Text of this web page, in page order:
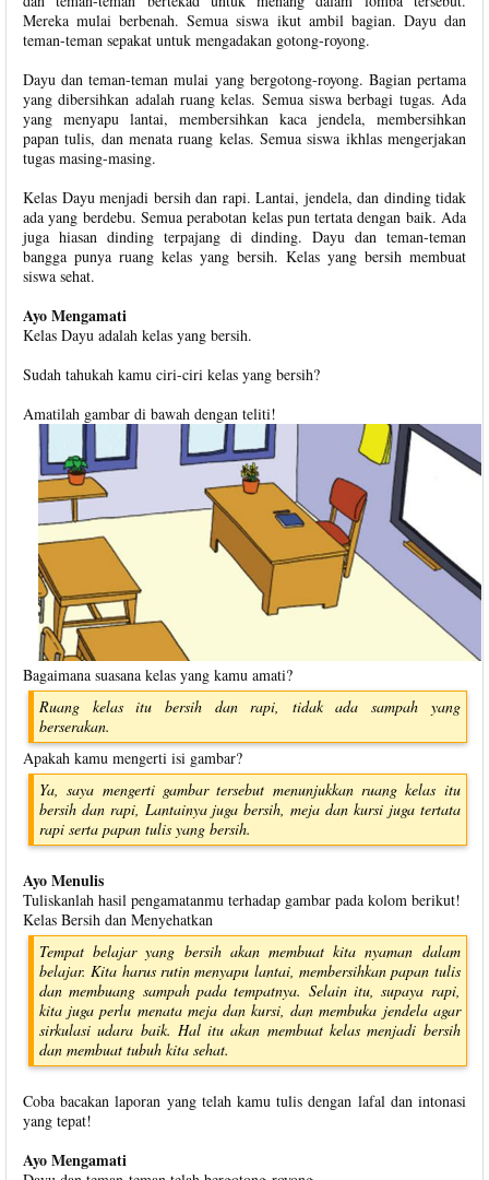
Mereka mulai berbenah. Semua siswa ikut ambil bagian. Dayu dan
teman-teman sepakat untuk mengadakan gotong-royong.
Dayu dan teman-teman mulai yang bergotong-royong. Bagian pertama
yang dibersihkan adalah ruang kelas. Semua siswa berbagi tugas. Ada
yang menyapu lantai, membersihkan kaca jendela, membersihkan
papan tulis, dan menata ruang kelas. Semua siswa ikhlas mengerjakan
tugas masing-masing.
Kelas Dayu menjadi bersih dan rapi. Lantai, jendela, dan dinding tidak
ada yang berdebu. Semua perabotan kelas pun tertata dengan baik. Ada
juga hiasan dinding terpajang di dinding. Dayu dan teman-teman
bangga punya ruang kelas yang bersih. Kelas yang bersih membuat
siswa sehat.
Ayo Mengamati
Kelas Dayu adalah kelas yang bersih.
Sudah tahukah kamu ciri-ciri kelas yang bersih?
Amatilah gambar di bawah dengan teliti!
Bagaimana suasana kelas yang kamu amati?
Ruang kelas itu bersih dan rapi, tidak ada sampah yang
berserakan.
Apakah kamu mengerti isi gambar?
Ya, saya mengerti gambar tersebut menunjukkan ruang kelas itu
bersih dan rapi, Lantainya juga bersih, meja dan kursi juga tertata
rapi serta papan tulis yang bersih.
Ayo Menulis
Tuliskanlah hasil pengamatanmu terhadap gambar pada kolom berikut!
Kelas Bersih dan Menyehatkan
Tempat belajar yang bersih akan membuat kita nyaman dalam
belajar. Kita harus rutin menyapu lantai, membersihkan papan tulis
dan membuang sampah pada tempatnya. Selain itu, supaya rapi,
kita juga perlu menata meja dan kursi, dan membuka jendela agar
sirkulasi udara baik. Hal itu akan membuat kelas menjadi bersih
dan membuat tubuh kita sehat.
Coba bacakan laporan yang telah kamu tulis dengan lafal dan intonasi
yang tepat!
Ayo Mengamati